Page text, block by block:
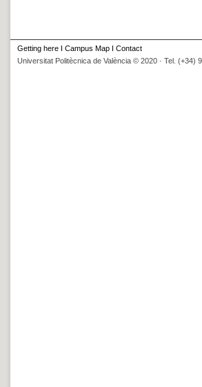
Getting here I Campus Map I Contact
Universitat Politècnica de València © 2020 · Tel. (+34)